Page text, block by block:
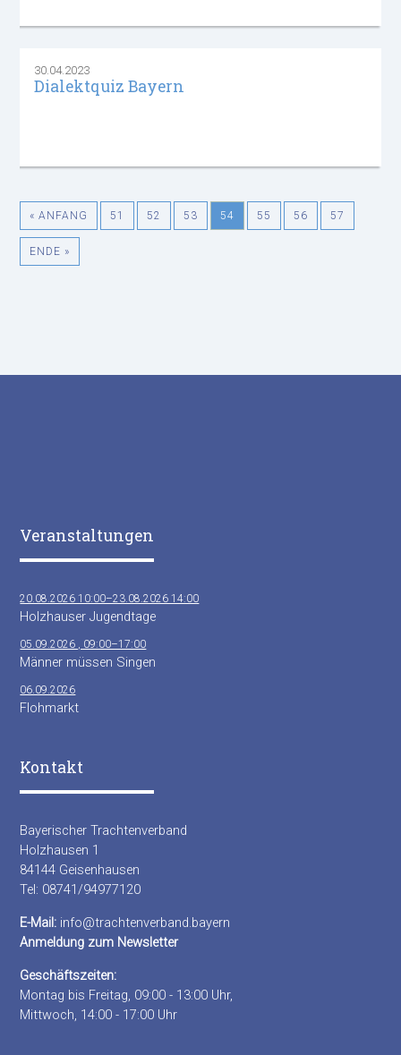
30.04.2023
Dialektquiz Bayern
« ANFANG 51 52 53 54 55 56 57
ENDE »
Veranstaltungen
20.08.2026 10:00–23.08.2026 14:00
Holzhauser Jugendtage
05.09.2026 , 09:00–17:00
Männer müssen Singen
06.09.2026
Flohmarkt
Kontakt
Bayerischer Trachtenverband
Holzhausen 1
84144 Geisenhausen
Tel: 08741/94977120
E-Mail: info@trachtenverband.bayern
Anmeldung zum Newsletter
Geschäftszeiten:
Montag bis Freitag, 09:00 - 13:00 Uhr,
Mittwoch, 14:00 - 17:00 Uhr